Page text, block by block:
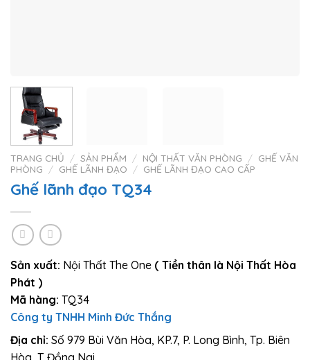
TRANG CHỦ / SẢN PHẨM / NỘI THẤT VĂN PHÒNG / GHẾ VĂN
PHÒNG / GHẾ LÃNH ĐẠO / GHẾ LÃNH ĐẠO CAO CẤP
Ghế lãnh đạo TQ34
Sản xuất: Nội Thất The One ( Tiền thân là Nội Thất Hòa
Phát )
Mã hàng: TQ34
Công ty TNHH Minh Đức Thắng
Địa chỉ: Số 979 Bùi Văn Hòa, KP.7, P. Long Bình, Tp. Biên